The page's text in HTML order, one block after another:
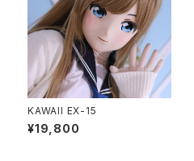
KAWAII EX-15
¥19,800